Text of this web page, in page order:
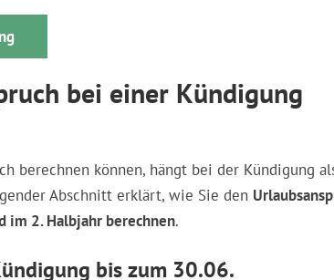
bei einer Kündigung
berechnen können, hängt bei der Kündigung
Abschnitt erklärt, wie Sie den
im 2. Halbjahr berechnen.
bis zum 30.06.